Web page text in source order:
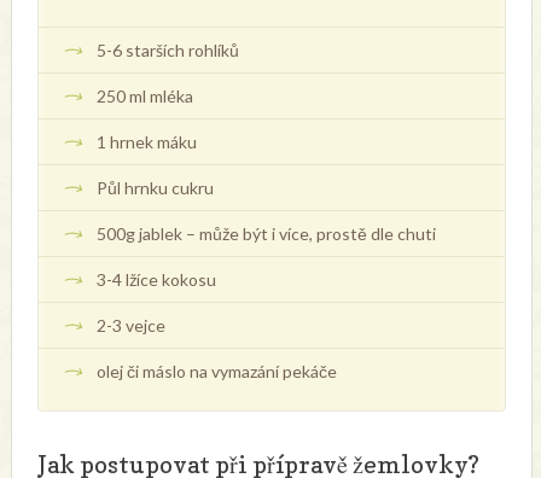
5-6 starších rohlíků
250 ml mléka
1 hrnek máku
Půl hrnku cukru
500g jablek – může být i více, prostě dle chuti
3-4 lžíce kokosu
2-3 vejce
olej či máslo na vymazání pekáče
Jak postupovat při přípravě žemlovky?